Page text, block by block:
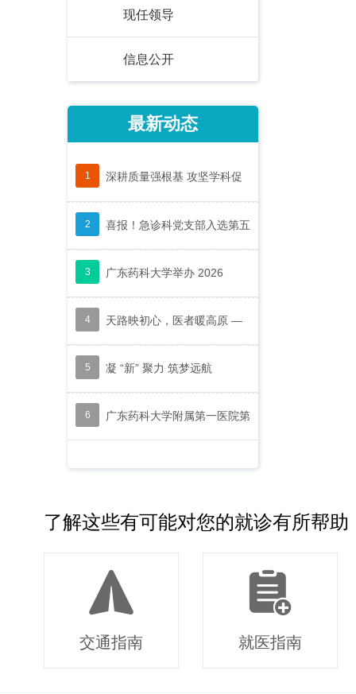
现任领导
信息公开
最新动态
1 深耕质量强根基 攻坚学科促
2 喜报！急诊科党支部入选第五
3 广东药科大学举办 2026
4 天路映初心，医者暖高原 —
5 凝 “新” 聚力 筑梦远航
6 广东药科大学附属第一医院第
了解这些有可能对您的就诊有所帮助
交通指南 就医指南